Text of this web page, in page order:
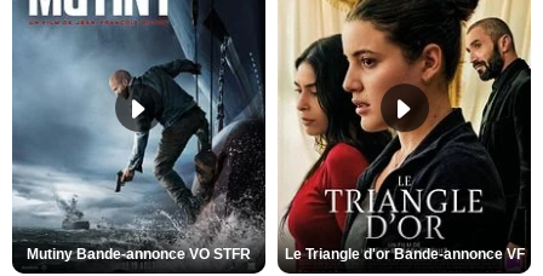
Mutiny Bande-annonce VO STFR Le Triangle d'or Bande-annonce VF